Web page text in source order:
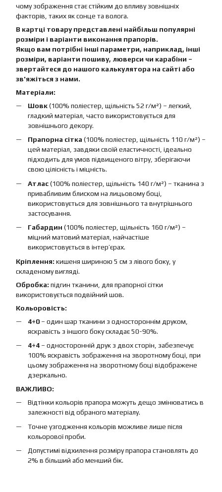
чому зображення стає стійким до впливу зовнішніх
факторів, таких як сонце та волога.
В картці товару представлені найбільш популярні
розміри і варіанти виконання прапорів.
Якщо вам потрібні інші параметри, наприклад, інші
розміри, варіанти пошиву, люверси чи карабіни –
звертайтеся до нашого калькулятора на сайті або
зв'яжіться з нами.
Матеріали:
Шовк(100% поліестер, щільність 52 г/м²) – легкий,
гладкий матеріал, часто використовується для
зовнішнього декору.
Прапорна сітка (100% поліестер, щільність 110 г/м²) –
цей матеріал, завдяки своїй еластичності, ідеально
підходить для умов підвищеного вітру, зберігаючи
свою цілісність і міцність.
Атлас(100% поліестер, щільність 140 г/м²) – тканина з
привабливим блиском на лицьовому боці,
використовується для зовнішнього та внутрішнього
застосування.
Габардин (100% поліестер, щільність 160 г/м²) –
міцний матовий матеріал, найчастіше
використовується в інтер’єрах.
Кріплення: кишеня шириною 5 см з лівого боку, у
складеному вигляді.
Обробка: підгин тканини, для прапорної сітки
використовується подвійний шов.
Кольоровість:
4+0 – один шар тканини з одностороннім друком,
яскравість з іншого боку складає 50-90%.
4+4 – односторонній друк з двох сторін, забезпечує
100% яскравість зображення на зворотному боці, при
цьому зображення на зворотному боці відображене
дзеркально.
ВАЖЛИВО:
Відтінки кольорів прапора можуть дещо змінюватись в
залежності від обраного матеріалу.
Точне узгодження кольорів можливе лише після
кольорової проби.
Допустимі відхилення розміру прапора становлять до
2% в більший або менший бік.